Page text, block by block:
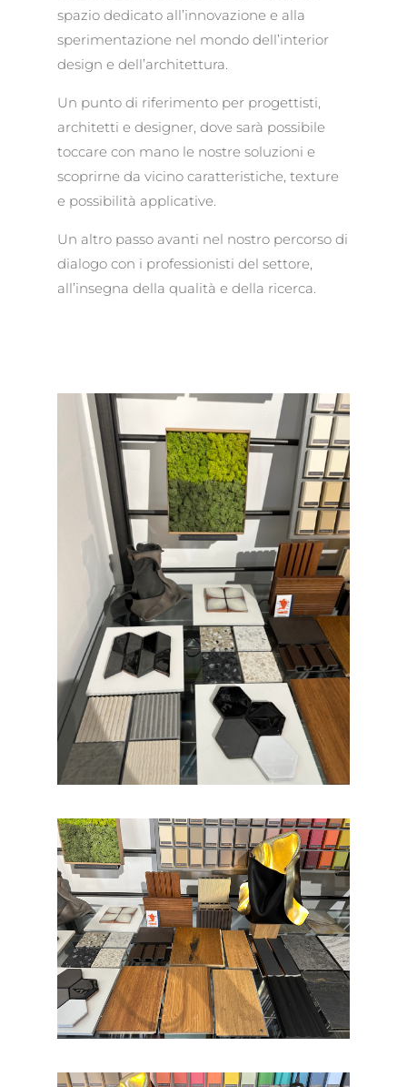
spazio dedicato all’innovazione e alla
sperimentazione nel mondo dell’interior
design e dell’architettura.
Un punto di riferimento per progettisti,
architetti e designer, dove sarà possibile
toccare con mano le nostre soluzioni e
scoprirne da vicino caratteristiche, texture
e possibilità applicative.
Un altro passo avanti nel nostro percorso di
dialogo con i professionisti del settore,
all’insegna della qualità e della ricerca.